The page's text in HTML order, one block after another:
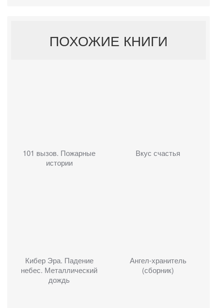
ПОХОЖИЕ КНИГИ
101 вызов. Пожарные
истории
Вкус счастья
Кибер Эра. Падение
небес. Металлический
дождь
Ангел-хранитель
(сборник)